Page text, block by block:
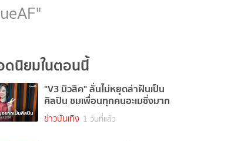
ดนิยมในตอนนี้
"V3 มิวสิค" ลั่นไม่หยุดล่าฝันเป็น
ศิลปิน ชมเพื่อนทุกคนอะเมซิ่งมาก
ข่าวบันเทิง 1 วันที่แล้ว